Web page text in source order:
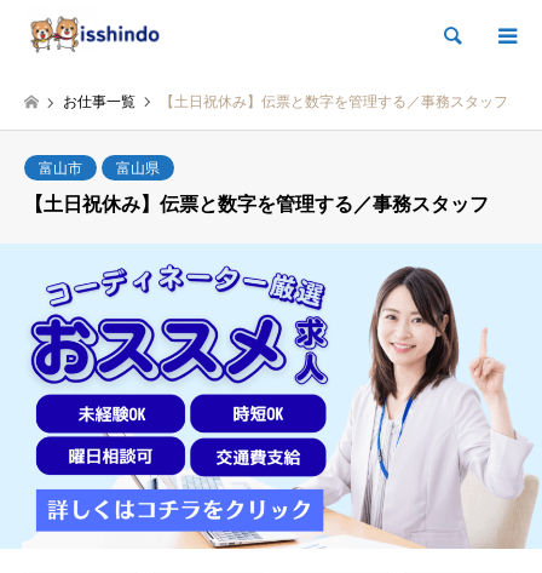
検索
お仕事一覧 【土日祝休み】伝票と数字を管理する／事務スタッフ
富山市
富山県
【土日祝休み】伝票と数字を管理する／事務スタッフ